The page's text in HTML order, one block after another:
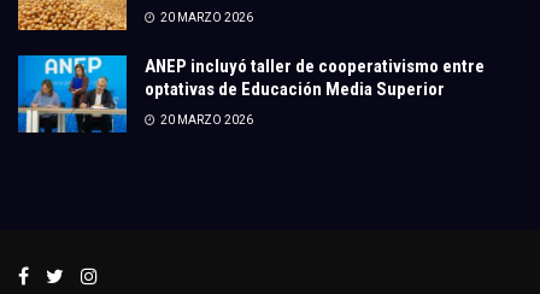
20 MARZO 2026
ANEP incluyó taller de cooperativismo entre
optativas de Educación Media Superior
20 MARZO 2026